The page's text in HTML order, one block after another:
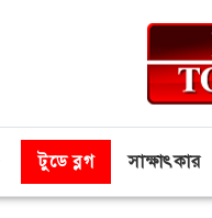
টুডে ব্লগ সাক্ষাৎকার